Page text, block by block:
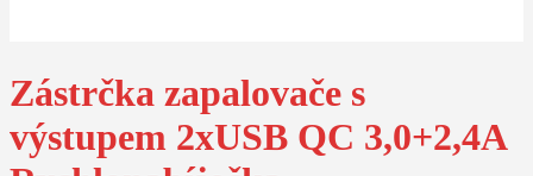
Zástrčka zapalovače s
výstupem 2xUSB QC 3,0+2,4A